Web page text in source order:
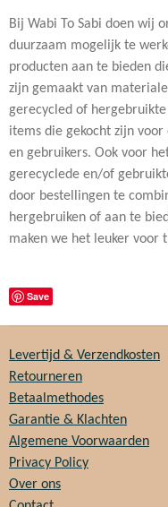
Bij Wabi To Sabi doen wij
duurzaam mogelijk te
producten aan te bieden
zijn gemaakt van
gerecycled of
items die gekocht zijn
en gebruikers. Ook voor
gerecyclede en/of
door bestellingen te
hergebruiken of aan te
maken we het leuker voor
Save
Levertijd & Verzendkosten
Retourneren
Betaalmethodes
Garantie & Klachten
Algemene Voorwaarden
Privacy Policy
Over ons